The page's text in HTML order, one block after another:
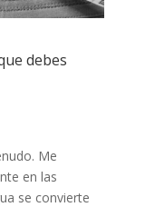
debes
Me
en las
se convierte